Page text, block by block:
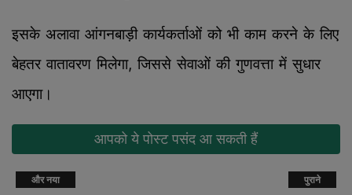
इसके अलावा आंगनबाड़ी कार्यकर्ताओं को भी काम करने के लिए
बेहतर वातावरण मिलेगा, जिससे सेवाओं की गुणवत्ता में सुधार
आएगा।
आपको ये पोस्ट पसंद आ सकती हैं
और नया पुराने